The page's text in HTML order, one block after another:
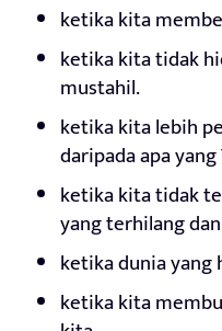
ketika kita
ketika kita tidak
mustahil.
ketika kita lebih
daripada apa
ketika kita tidak
yang terhilang
ketika dunia
ketika kita